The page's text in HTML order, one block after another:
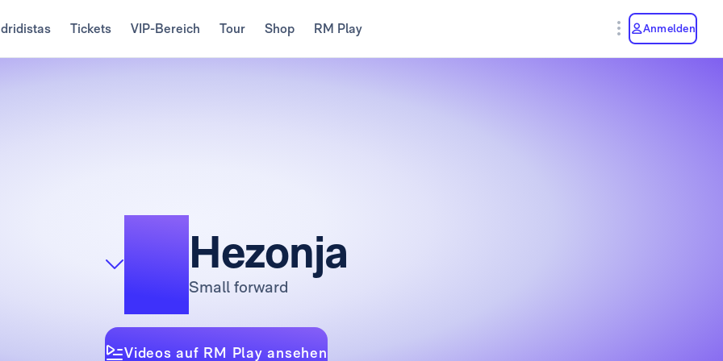
Tickets VIP-Bereich Tour Shop RM Play Anmelden
11Hezonja
Small forward
Videos auf RM Play ansehen